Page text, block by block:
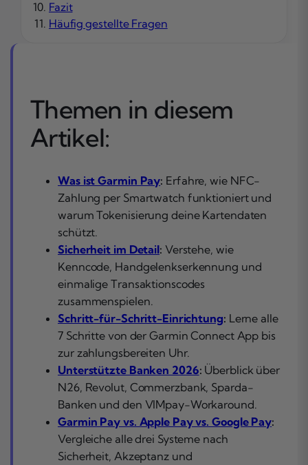
Fazit
Häufig gestellte Fragen
Themen in diesem
Artikel:
Was ist Garmin Pay: Erfahre, wie NFC-
Zahlung per Smartwatch funktioniert und
warum Tokenisierung deine Kartendaten
schützt.
Sicherheit im Detail: Verstehe, wie
Kenncode, Handgelenkserkennung und
einmalige Transaktionscodes
zusammenspielen.
Schritt-für-Schritt-Einrichtung: Lerne alle
7 Schritte von der Garmin Connect App bis
zur zahlungsbereiten Uhr.
Unterstützte Banken 2026: Überblick über
N26, Revolut, Commerzbank, Sparda-
Banken und den VIMpay-Workaround.
Garmin Pay vs. Apple Pay vs. Google Pay:
Vergleiche alle drei Systeme nach
Sicherheit, Akzeptanz und